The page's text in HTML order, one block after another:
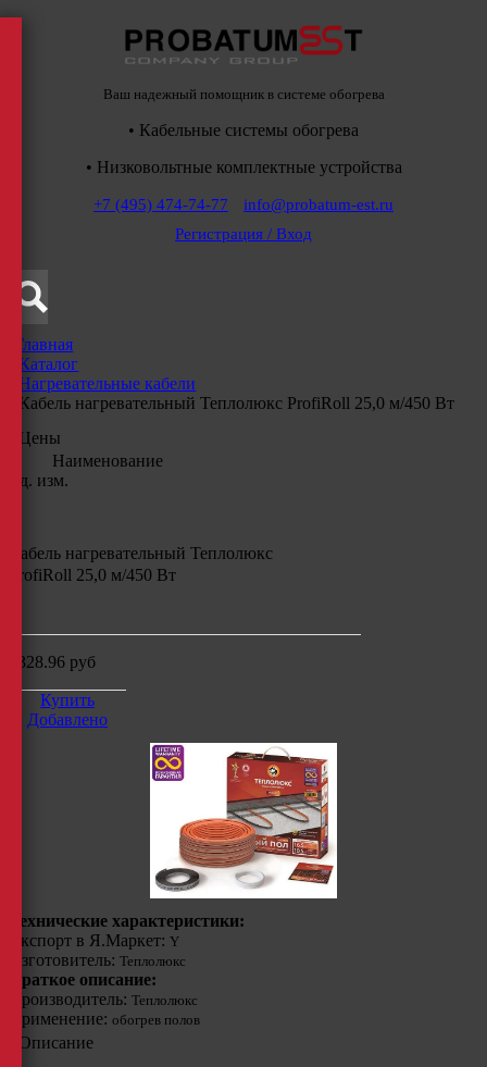
Ваш надежный помощник в системе обогрева
• Кабельные системы обогрева
• Низковольтные комплектные устройства
+7 (495) 474-74-77
info@probatum-est.ru
Регистрация / Вход
Главная
Каталог
Нагревательные кабели
Кабель нагревательный Теплолюкс ProfiRoll 25,0 м/450 Вт
Цены
Наименование
Ед. изм.
Кабель нагревательный Теплолюкс
ProfiRoll 25,0 м/450 Вт
5328.96 руб
Купить
Добавлено
Технические характеристики:
Экспорт в Я.Маркет: Y
Изготовитель: Теплолюкс
Краткое описание:
Производитель: Теплолюкс
Применение: обогрев полов
Описание